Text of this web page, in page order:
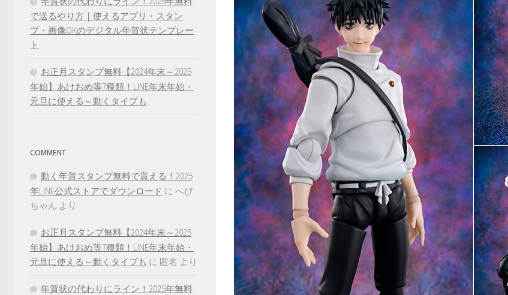
で送るやり方｜使えるアプリ・スタン
プ・画像OKのデジタル年賀状テンプレー
ト
お正月スタンプ無料【2024年末～2025
年始】あけおめ等7種類！LINE年末年始・
元旦に使える～動くタイプも
COMMENT
動く年賀スタンプ無料で貰える！2025
年LINE公式ストアでダウンロード に へび
ちゃん より
お正月スタンプ無料【2024年末～2025
年始】あけおめ等7種類！LINE年末年始・
元旦に使える～動くタイプも に 匿名 より
年賀状の代わりにライン！2025年無料